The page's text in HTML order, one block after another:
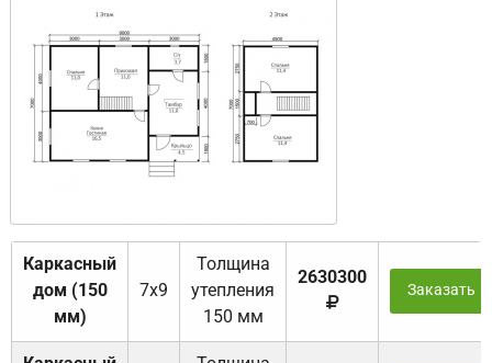
Каркасный
дом (150
мм)
7х9
Толщина
утепления
150 мм
2630300
Заказать